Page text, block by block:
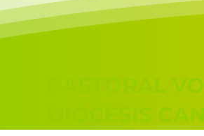
PASTORAL
DIÓCESIS